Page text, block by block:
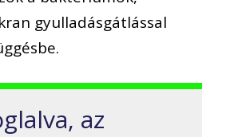
gyulladásgátlással
az